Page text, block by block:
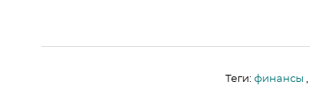
Теги: финансы ,